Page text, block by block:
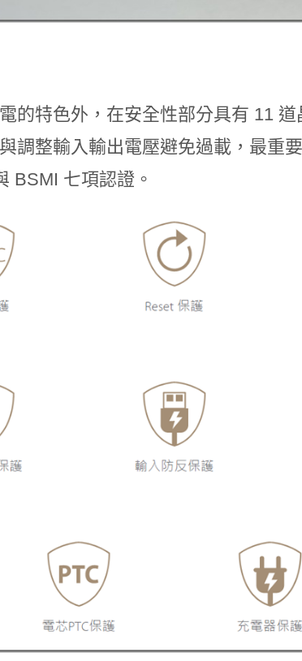
的特色外，在安全性部分具有 11
調整輸入輸出電壓避免過載，最重
BSMI 七項認證。